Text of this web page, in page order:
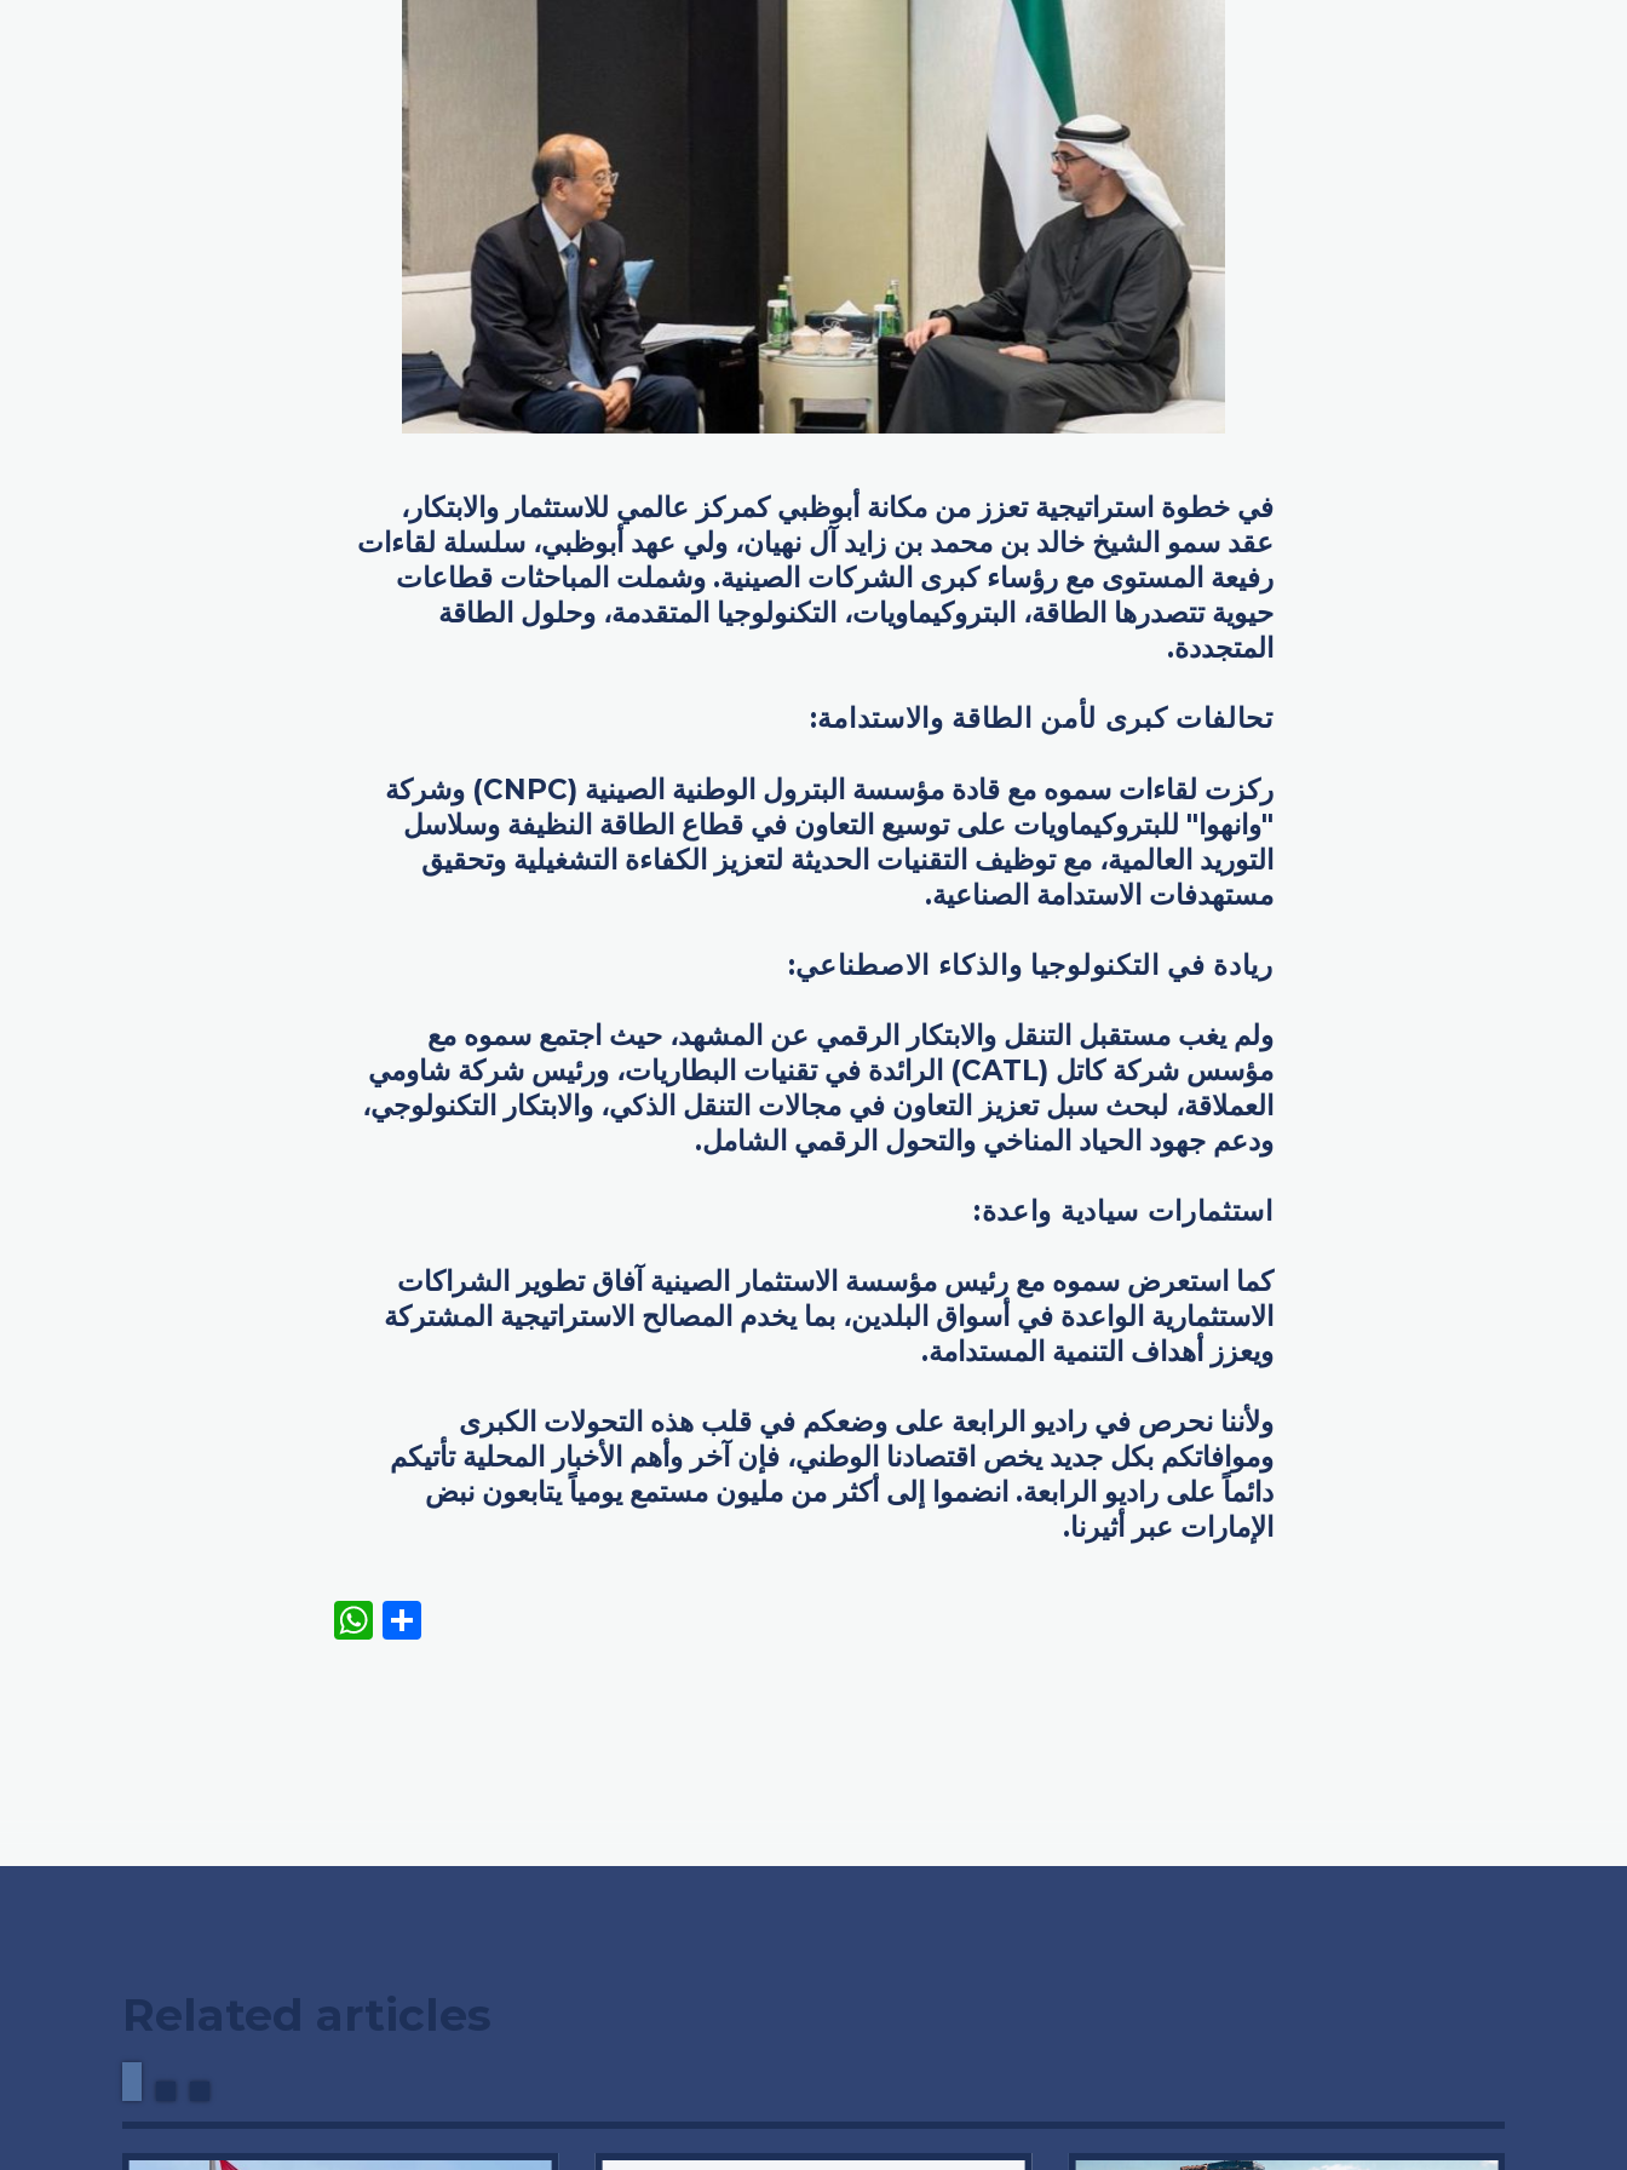
في خطوة استراتيجية تعزز من مكانة أبوظبي كمركز عالمي للاستثمار والابتكار،
عقد سمو الشيخ خالد بن محمد بن زايد آل نهيان، ولي عهد أبوظبي، سلسلة لقاءات
رفيعة المستوى مع رؤساء كبرى الشركات الصينية. وشملت المباحثات قطاعات
حيوية تتصدرها الطاقة، البتروكيماويات، التكنولوجيا المتقدمة، وحلول الطاقة
المتجددة.
تحالفات كبرى لأمن الطاقة والاستدامة:
ركزت لقاءات سموه مع قادة مؤسسة البترول الوطنية الصينية (CNPC) وشركة
"وانهوا" للبتروكيماويات على توسيع التعاون في قطاع الطاقة النظيفة وسلاسل
التوريد العالمية، مع توظيف التقنيات الحديثة لتعزيز الكفاءة التشغيلية وتحقيق
مستهدفات الاستدامة الصناعية.
ريادة في التكنولوجيا والذكاء الاصطناعي:
ولم يغب مستقبل التنقل والابتكار الرقمي عن المشهد، حيث اجتمع سموه مع
مؤسس شركة كاتل (CATL) الرائدة في تقنيات البطاريات، ورئيس شركة شاومي
العملاقة، لبحث سبل تعزيز التعاون في مجالات التنقل الذكي، والابتكار التكنولوجي،
ودعم جهود الحياد المناخي والتحول الرقمي الشامل.
استثمارات سيادية واعدة:
كما استعرض سموه مع رئيس مؤسسة الاستثمار الصينية آفاق تطوير الشراكات
الاستثمارية الواعدة في أسواق البلدين، بما يخدم المصالح الاستراتيجية المشتركة
ويعزز أهداف التنمية المستدامة.
ولأننا نحرص في راديو الرابعة على وضعكم في قلب هذه التحولات الكبرى
وموافاتكم بكل جديد يخص اقتصادنا الوطني، فإن آخر وأهم الأخبار المحلية تأتيكم
دائماً على راديو الرابعة. انضموا إلى أكثر من مليون مستمع يومياً يتابعون نبض
الإمارات عبر أثيرنا.
WhatsApp
Related articles